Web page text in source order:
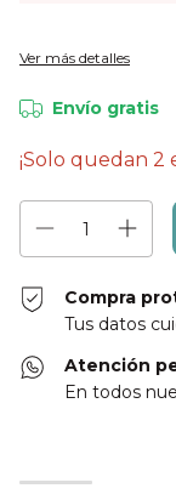
Ver más detalles
Envío gratis
¡Solo quedan 2
Compra
Tus datos
Atención
En todos